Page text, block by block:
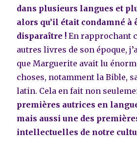
dans plusieurs langues et
alors qu’il était condamné à
disparaître ! En rapprochant
autres livres de son époque,
que Marguerite avait lu
choses, notamment la Bible,
latin. Cela en fait non
premières autrices en
mais aussi une des
intellectuelles de notre